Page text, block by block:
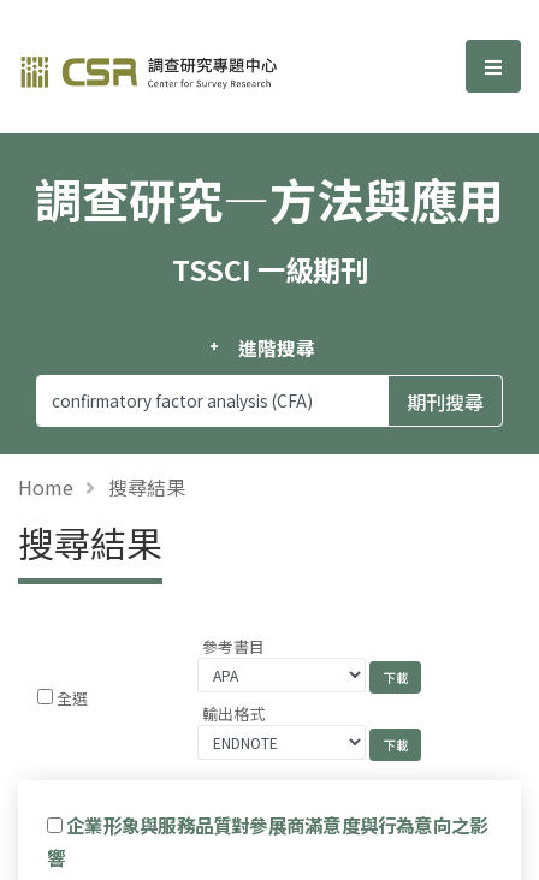
調查研究—方法與應用期刊 選
調查研究—方法與應用
TSSCI 一級期刊
進階搜尋
Home 搜尋結果
搜尋結果
全選
參考書目
輸出格式
企業形象與服務品質對參展商滿意度與行為意向之影
響